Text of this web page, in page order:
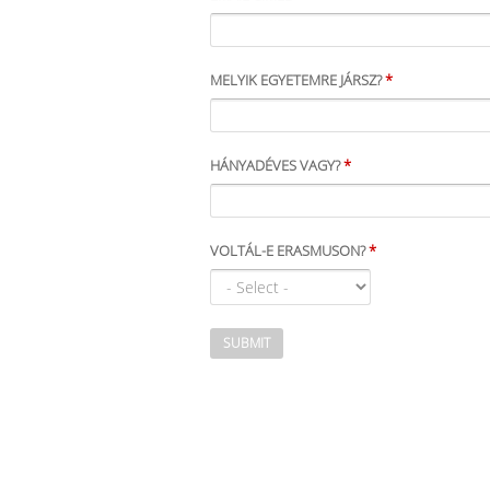
MELYIK EGYETEMRE JÁRSZ?*
HÁNYADÉVES VAGY?*
VOLTÁL-E ERASMUSON?*